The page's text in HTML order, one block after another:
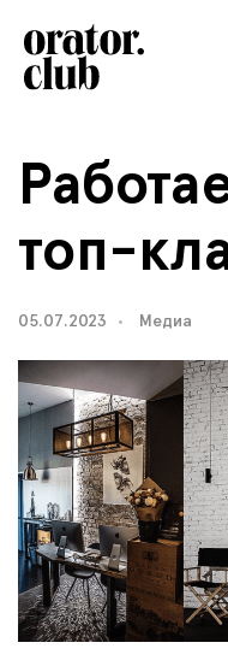
топ-
05.07.2023 Медиа